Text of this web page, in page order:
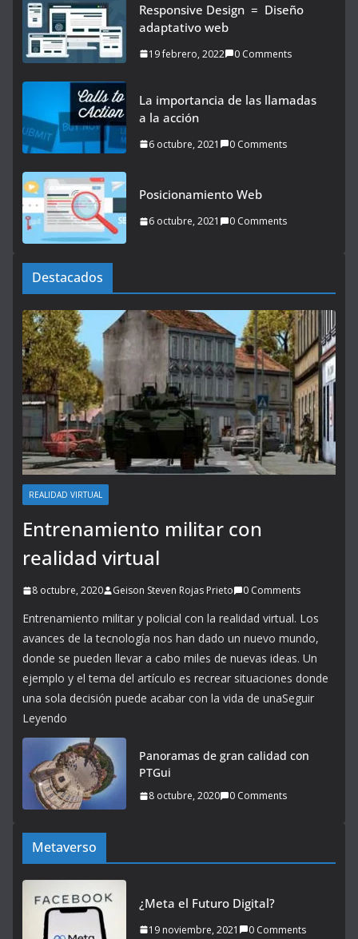
Responsive Design = Diseño
adaptativo web
19 febrero, 2022 0 Comments
La importancia de las llamadas
a la acción
6 octubre, 2021 0 Comments
Posicionamiento Web
6 octubre, 2021 0 Comments
Destacados
REALIDAD VIRTUAL
Entrenamiento militar con
realidad virtual
8 octubre, 2020 Geison Steven Rojas Prieto 0 Comments
Entrenamiento militar y policial con la realidad virtual. Los
avances de la tecnología nos han dado un nuevo mundo,
donde se pueden llevar a cabo miles de nuevas ideas. Un
ejemplo y el tema del artículo es recrear situaciones donde
una sola decisión puede acabar con la vida de unaSeguir
Leyendo
Panoramas de gran calidad con
PTGui
8 octubre, 2020 0 Comments
Metaverso
¿Meta el Futuro Digital?
19 noviembre, 2021 0 Comments